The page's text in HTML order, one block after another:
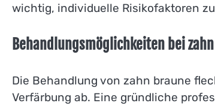
wichtig, individuelle Risikofaktoren
Behandlungsmöglichkeiten bei
Die Behandlung von zahn braune
Verfärbung ab. Eine gründliche